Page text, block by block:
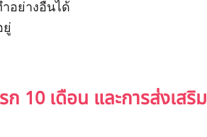
อย่างอื่นได้
ยู่
10 เดือน และการส่งเสริม